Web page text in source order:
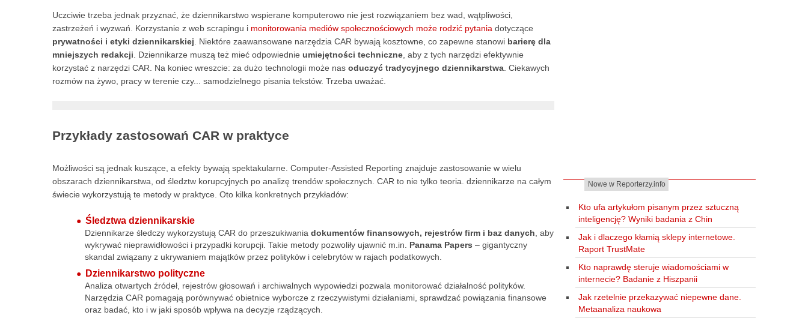
Uczciwie trzeba jednak przyznać, że dziennikarstwo wspierane komputerowo nie jest rozwiązaniem bez wad, wątpliwości,
zastrzeżeń i wyzwań. Korzystanie z web scrapingu i monitorowania mediów społecznościowych może rodzić pytania dotyczące
prywatności i etyki dziennikarskiej . Niektóre zaawansowane narzędzia CAR bywają kosztowne, co zapewne stanowi barierę dla
mniejszych redakcji . Dziennikarze muszą też mieć odpowiednie umiejętności techniczne , aby z tych narzędzi efektywnie
korzystać z narzędzi CAR. Na koniec wreszcie: za dużo technologii może nas oduczyć tradycyjnego dziennikarstwa . Ciekawych
rozmów na żywo, pracy w terenie czy... samodzielnego pisania tekstów. Trzeba uważać.
Przykłady zastosowań CAR w praktyce
Możliwości są jednak kuszące, a efekty bywają spektakularne. Computer-Assisted Reporting znajduje zastosowanie w wielu
obszarach dziennikarstwa, od śledztw korupcyjnych po analizę trendów społecznych. CAR to nie tylko teoria. dziennikarze na całym
świecie wykorzystują te metody w praktyce. Oto kilka konkretnych przykładów:
Śledztwa dziennikarskie
Dziennikarze śledczy wykorzystują CAR do przeszukiwania dokumentów finansowych, rejestrów firm i baz danych , aby
wykrywać nieprawidłowości i przypadki korupcji. Takie metody pozwoliły ujawnić m.in. Panama Papers – gigantyczny
skandal związany z ukrywaniem majątków przez polityków i celebrytów w rajach podatkowych.
Dziennikarstwo polityczne
Analiza otwartych źródeł, rejestrów głosowań i archiwalnych wypowiedzi pozwala monitorować działalność polityków.
Narzędzia CAR pomagają porównywać obietnice wyborcze z rzeczywistymi działaniami, sprawdzać powiązania finansowe
oraz badać, kto i w jaki sposób wpływa na decyzje rządzących.
Nowe w Reporterzy.info
Kto ufa artykułom pisanym przez sztuczną
inteligencję? Wyniki badania z Chin
Jak i dlaczego kłamią sklepy internetowe.
Raport TrustMate
Kto naprawdę steruje wiadomościami w
internecie? Badanie z Hiszpanii
Jak rzetelnie przekazywać niepewne dane.
Metaanaliza naukowa